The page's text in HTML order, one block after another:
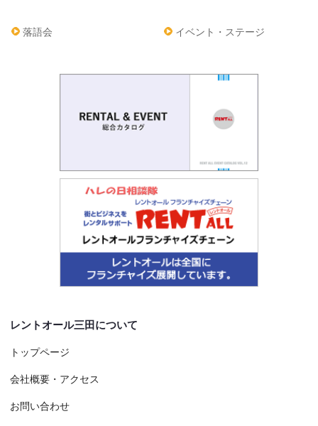
落語会 イベント・ステージ
レントオール三田について
トップページ
会社概要・アクセス
お問い合わせ